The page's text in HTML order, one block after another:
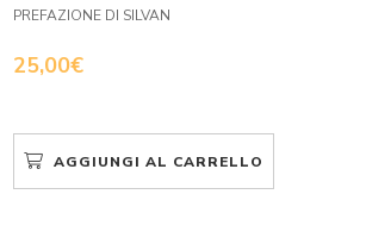
25,00€
PREFAZIONE DI SILVAN
AGGIUNGI AL CARRELLO